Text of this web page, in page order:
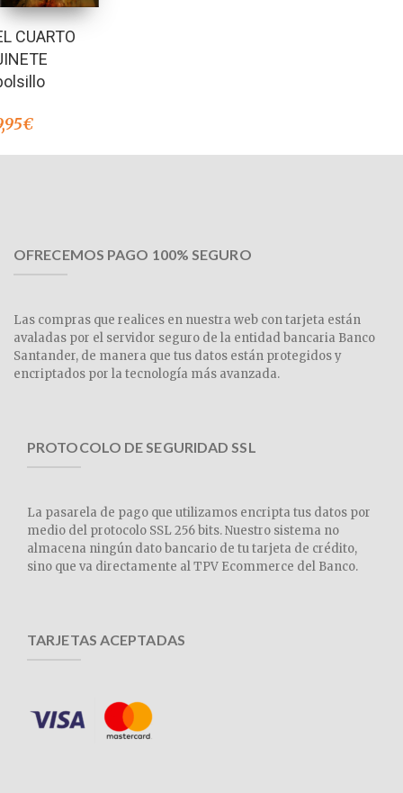
CUARTO
€
OFRECEMOS PAGO 100% SEGURO
Las compras que realices en nuestra web con tarjeta están
avaladas por el servidor seguro de la entidad bancaria Banco
Santander, de manera que tus datos están protegidos y
encriptados por la tecnología más avanzada.
PROTOCOLO DE SEGURIDAD SSL
La pasarela de pago que utilizamos encripta tus datos por
medio del protocolo SSL 256 bits. Nuestro sistema no
almacena ningún dato bancario de tu tarjeta de crédito,
sino que va directamente al TPV Ecommerce del Banco.
TARJETAS ACEPTADAS